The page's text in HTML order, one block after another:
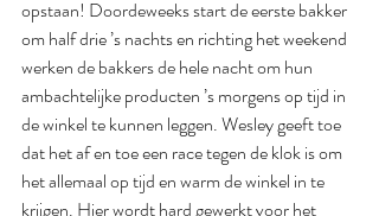
opstaan! Doordeweeks start de eerste bakker
om half drie ’s nachts en richting het weekend
werken de bakkers de hele nacht om hun
ambachtelijke producten ’s morgens op tijd in
de winkel te kunnen leggen. Wesley geeft toe
dat het af en toe een race tegen de klok is om
het allemaal op tijd en warm de winkel in te
krijgen. Hier wordt hard gewerkt voor het